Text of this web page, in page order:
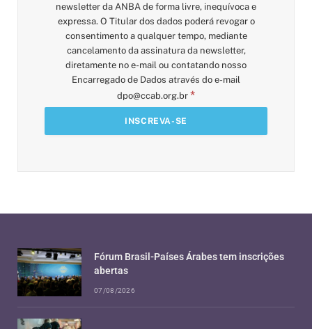
newsletter da ANBA de forma livre, inequívoca e
expressa. O Titular dos dados poderá revogar o
consentimento a qualquer tempo, mediante
cancelamento da assinatura da newsletter,
diretamente no e-mail ou contatando nosso
Encarregado de Dados através do e-mail
dpo@ccab.org.br *
Fórum Brasil-Países Árabes tem inscrições
abertas
07/08/2026